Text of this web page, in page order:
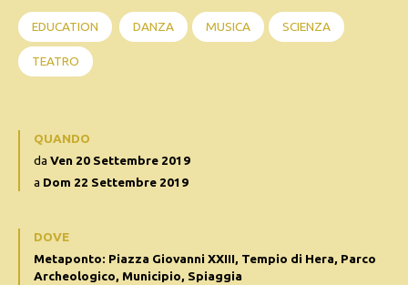
EDUCATION DANZA MUSICA SCIENZA
TEATRO
QUANDO
daVen 20 Settembre 2019
a Dom 22 Settembre 2019
DOVE
Metaponto: Piazza Giovanni XXIII, Tempio di Hera, Parco
Archeologico, Municipio, Spiaggia